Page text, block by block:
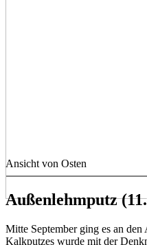
Ansicht von Osten
Außenlehmputz
Mitte September ging es an
Kalkputzes wurde mit der